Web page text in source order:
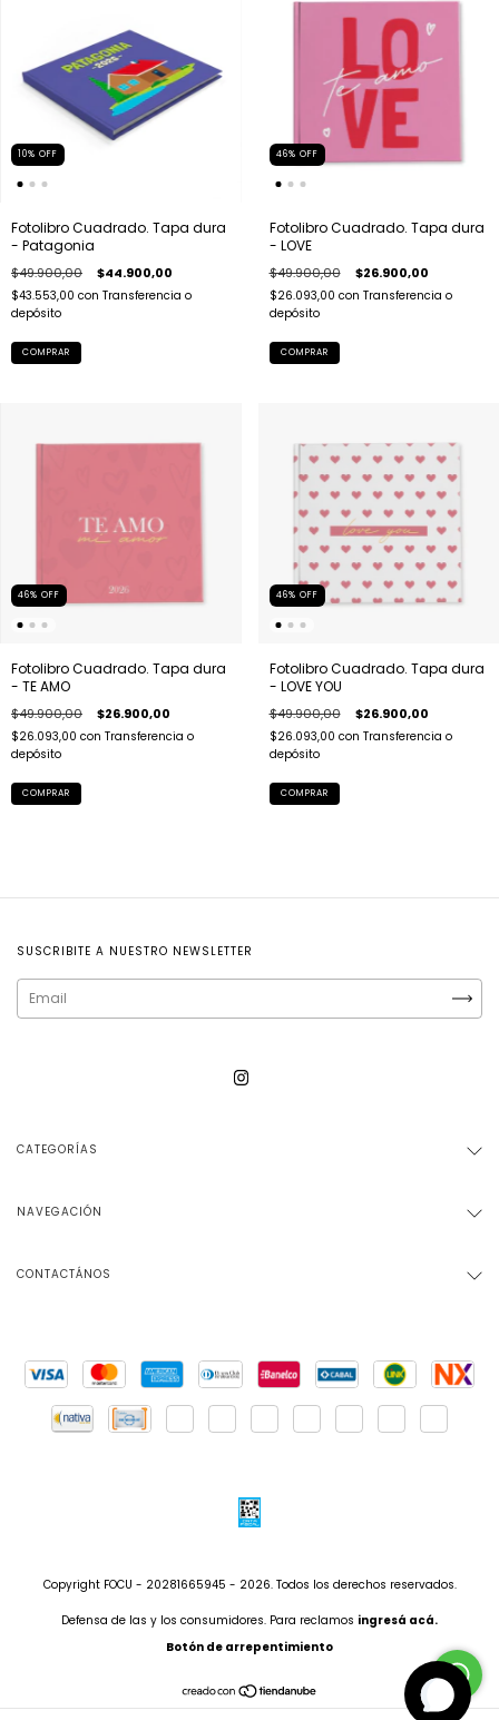
10% OFF
Fotolibro Cuadrado. Tapa dura
- Patagonia
$49.900,00 $44.900,00
$43.553,00 con Transferencia o
depósito
COMPRAR
46% OFF
Fotolibro Cuadrado. Tapa dura
- LOVE
$49.900,00 $26.900,00
$26.093,00 con Transferencia o
depósito
COMPRAR
46% OFF
Fotolibro Cuadrado. Tapa dura
- TE AMO
$49.900,00 $26.900,00
$26.093,00 con Transferencia o
depósito
COMPRAR
46% OFF
Fotolibro Cuadrado. Tapa dura
- LOVE YOU
$49.900,00 $26.900,00
$26.093,00 con Transferencia o
depósito
COMPRAR
SUSCRIBITE A NUESTRO NEWSLETTER
CATEGORÍAS
NAVEGACIÓN
CONTACTÁNOS
Copyright FOCU - 20281665945 - 2026. Todos los derechos reservados.
ingresá acá.
Botón de arrepentimiento